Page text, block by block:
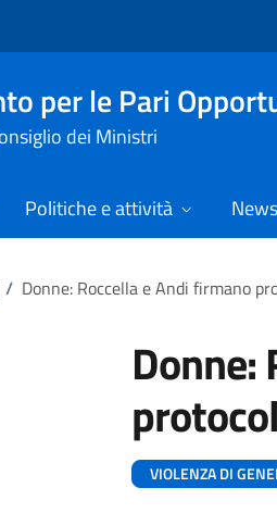
per le Pari
dei Ministri
Politiche e attività
/ Donne: Roccella e Andi firmano
Donne:
VIOLENZA DI